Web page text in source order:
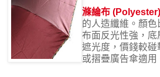
滌綸布 (Polyester)
的人造纖維。顏色
布面反光性強，
遮光度，價錢較
或摺疊廣告傘適用